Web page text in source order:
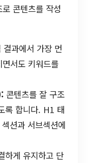
콘텐츠를 작성
결과에서 가장 먼
서도 키워드를
콘텐츠를 잘 구조
록 합니다. H1 태
션과 서브섹션에
하게 유지하고 단